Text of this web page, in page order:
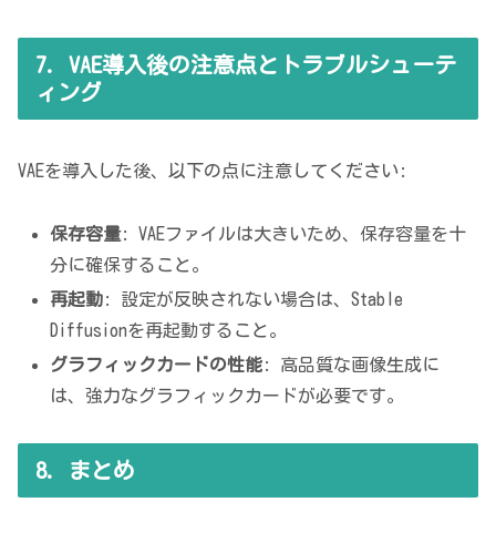
7. VAE導入後の注意点とトラブルシューテ
ィング
VAEを導入した後、以下の点に注意してください:
保存容量: VAEファイルは大きいため、保存容量を十
分に確保すること。
再起動: 設定が反映されない場合は、Stable
Diffusionを再起動すること。
グラフィックカードの性能: 高品質な画像生成に
は、強力なグラフィックカードが必要です。
8. まとめ